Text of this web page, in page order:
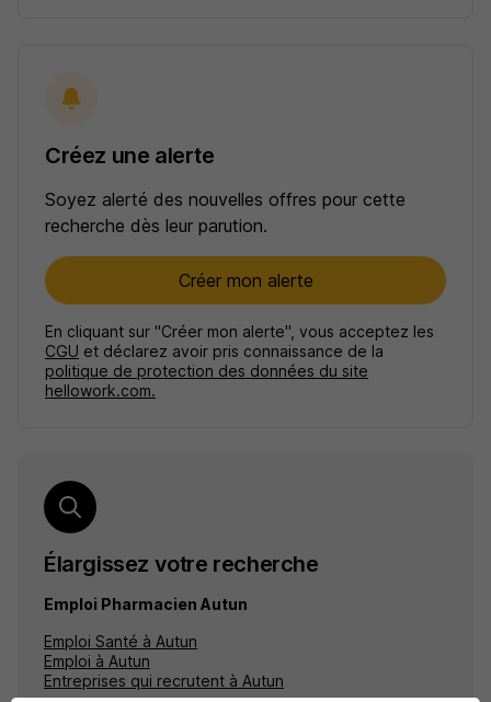
Créez une alerte
Soyez alerté des nouvelles offres pour cette
recherche dès leur parution.
Créer mon alerte
En cliquant sur "Créer mon alerte", vous acceptez les
CGU et déclarez avoir pris connaissance de la
politique de protection des données du site
hellowork.com.
Élargissez votre recherche
Emploi Pharmacien Autun
Emploi Santé à Autun
Emploi à Autun
Entreprises qui recrutent à Autun